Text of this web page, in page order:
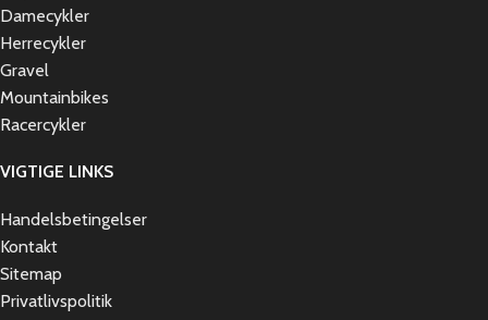
Damecykler
Herrecykler
Gravel
Mountainbikes
Racercykler
VIGTIGE LINKS
Handelsbetingelser
Kontakt
Sitemap
Privatlivspolitik